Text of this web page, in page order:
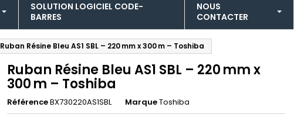
SOLUTION LOGICIEL CODE-
BARRES
NOUS
CONTACTER
Ruban Résine Bleu AS1 SBL – 220 mm x 300 m – Toshiba
Ruban Résine Bleu AS1 SBL – 220 mm x
300 m – Toshiba
RéférenceBX730220AS1SBL MarqueToshiba